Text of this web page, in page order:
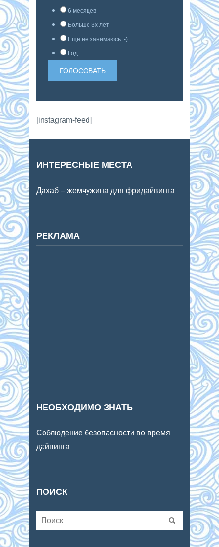
6 месяцев
Больше 3х лет
Еще не занимаюсь :-)
Год
[instagram-feed]
ИНТЕРЕСНЫЕ МЕСТА
Дахаб – жемчужина для фридайвинга
РЕКЛАМА
НЕОБХОДИМО ЗНАТЬ
Соблюдение безопасности во время
дайвинга
ПОИСК